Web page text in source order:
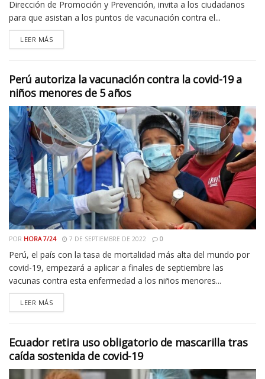
Dirección de Promoción y Prevención, invita a los ciudadanos
para que asistan a los puntos de vacunación contra el...
LEER MÁS
Perú autoriza la vacunación contra la covid-19 a
niños menores de 5 años
POR HORA 7/24 7 DE SEPTIEMBRE DE 2022 0
Perú, el país con la tasa de mortalidad más alta del mundo por
covid-19, empezará a aplicar a finales de septiembre las
vacunas contra esta enfermedad a los niños menores...
LEER MÁS
Ecuador retira uso obligatorio de mascarilla tras
caída sostenida de covid-19